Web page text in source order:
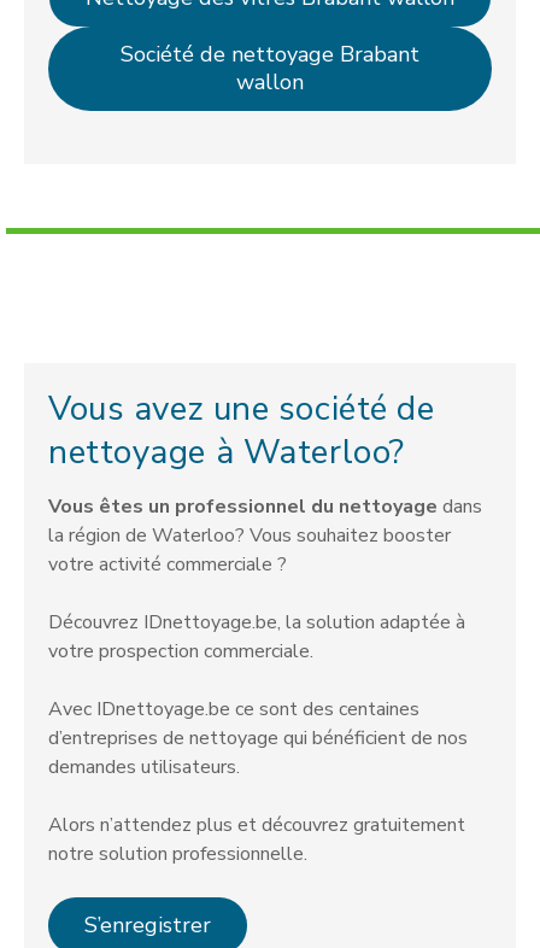
Société de nettoyage Brabant
wallon
Vous avez une société de
nettoyage à Waterloo?
Vous êtes un professionnel du nettoyage dans
la région de Waterloo? Vous souhaitez booster
votre activité commerciale ?
Découvrez IDnettoyage.be, la solution adaptée à
votre prospection commerciale.
Avec IDnettoyage.be ce sont des centaines
d’entreprises de nettoyage qui bénéficient de nos
demandes utilisateurs.
Alors n’attendez plus et découvrez gratuitement
notre solution professionnelle.
S’enregistrer